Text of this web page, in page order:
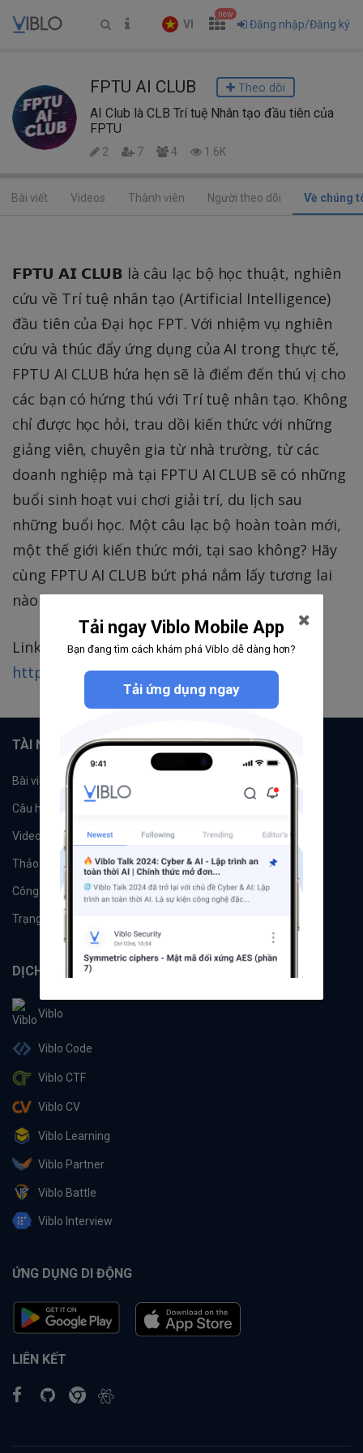
VI
new
Đăng nhập/Đăng ký
FPTU AI CLUB
Theo dõi
AI Club là CLB Trí tuệ Nhân tạo đầu tiên của
FPTU
2 7 4 1.6K
Bài viết Videos Thành viên Người theo dõi Về chúng
𝗙𝗣𝗧𝗨 𝗔𝗜 𝗖𝗟𝗨𝗕 là câu lạc bộ học thuật, nghiên
cứu về Trí tuệ nhân tạo (Artificial Intelligence)
đầu tiên của Đại học FPT. Với nhiệm vụ nghiên
cứu và thúc đẩy ứng dụng của AI trong thực tế,
FPTU AI CLUB hứa hẹn sẽ là điểm đến thú vị cho
các bạn có hứng thú với Trí tuệ nhân tạo. Không
chỉ được học hỏi, trau dồi kiến thức với những
giảng viên, chuyên gia từ nhà trường, từ các
doanh nghiệp mà tại FPTU AI CLUB sẽ có những
buổi sinh hoạt vui chơi giải trí, du lịch sau
những buổi học. Một câu lạc bộ hoàn toàn mới,
một thế giới kiến thức mới, tại sao không? Hãy
cùng FPTU AI CLUB bứt phá nắm lấy tương lai
nào các bạn !
Link Face:
https://www.facebook.com/aiclub.fptu
TÀI NGUYÊN
Bài viết
Câu hỏi
Videos Tác giả
Thảo luận Đề xuất hệ thống
Công cụ Machine Learning
Trạng thái hệ thống
DỊCH VỤ
Viblo
Viblo Code
Viblo CTF
Viblo CV
Viblo Learning
Viblo Partner
Viblo Battle
Viblo Interview
ỨNG DỤNG DI ĐỘNG
LIÊN KẾT
Tải ngay Viblo Mobile App
Bạn đang tìm cách khám phá Viblo dễ dàng hơn?
Tải ứng dụng ngay